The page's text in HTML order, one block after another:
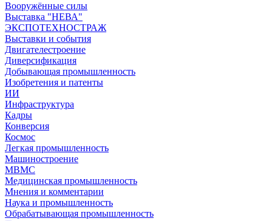
Вооружённые силы
Выставка "НЕВА"
ЭКСПОТЕХНОСТРАЖ
Выставки и события
Двигателестроение
Диверсификация
Добывающая промышленность
Изобретения и патенты
ИИ
Инфраструктура
Кадры
Конверсия
Космос
Легкая промышленность
Машиностроение
МВМС
Медицинская промышленность
Мнения и комментарии
Наука и промышленность
Обрабатывающая промышленность